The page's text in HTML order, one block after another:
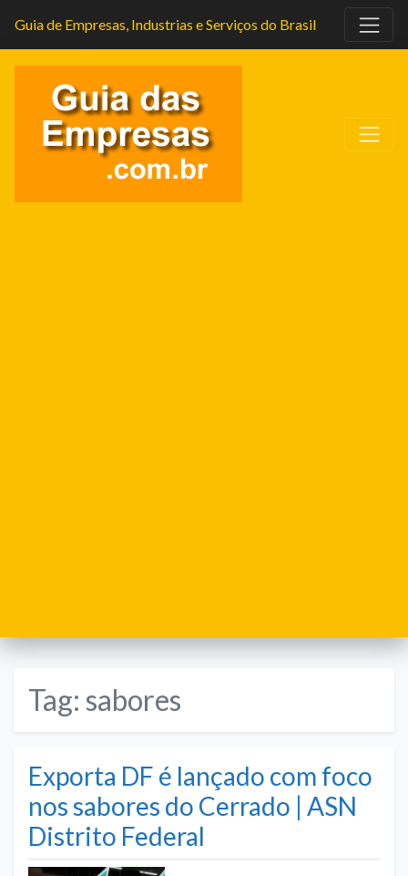
Guia de Empresas, Industrias e Serviços do Brasil
Tag: sabores
Exporta DF é lançado com foco
nos sabores do Cerrado | ASN
Distrito Federal